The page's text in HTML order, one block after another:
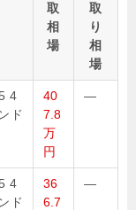
取
相
場
取
り
相
場
4
ド
40
7.8
万
円
—
4
ド
36
6.7
—